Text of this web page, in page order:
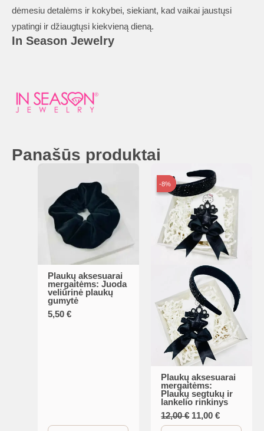
dėmesiu detalėms ir kokybei, siekiant, kad vaikai jaustųsi
ypatingi ir džiaugtųsi kiekvieną dieną.
In Season Jewelry
Panašūs produktai
Plaukų aksesuarai
mergaitėms: Juoda
veliūrinė plaukų
gumytė
5,50€
-8%
-8%
Plaukų aksesuarai
mergaitėms:
Plaukų segtukų ir
lankelio rinkinys
12,00€ Original
price
11,00€Current
price